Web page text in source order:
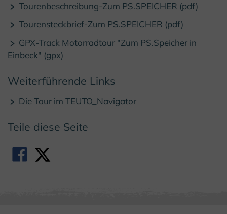
Tourenbeschreibung-Zum PS.SPEICHER (pdf)
Tourensteckbrief-Zum PS.SPEICHER (pdf)
GPX-Track Motorradtour "Zum PS.Speicher in
Einbeck" (gpx)
Weiterführende Links
Die Tour im TEUTO_Navigator
Teile diese Seite